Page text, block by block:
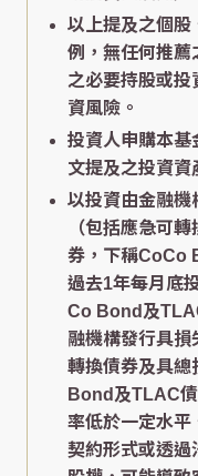
以上提及之個股
例，無任何推薦
之必要持股或投
資風險。
投資人申購本基
文提及之投資資
以投資由金融機
（包括應急可
券，下稱CoCo
過去1年每月底
Co Bond及
融機構發行具損
轉換債券及具
Bond及TLAC
率低於一定水平
契約形式或透過